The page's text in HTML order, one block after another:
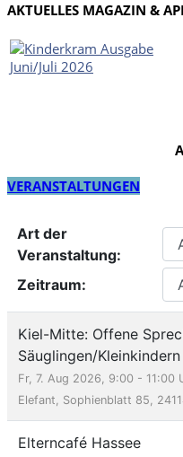
AKTUELLES MAGAZIN &
VERANSTALTUNGEN